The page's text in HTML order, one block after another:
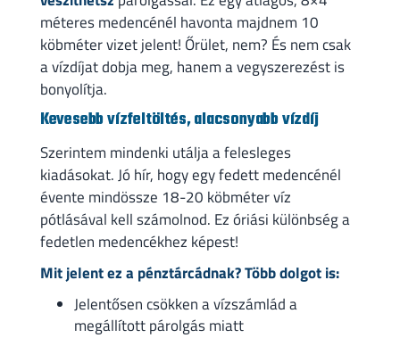
méteres medencénél havonta majdnem 10
köbméter vizet jelent! Őrület, nem? És nem csak
a vízdíjat dobja meg, hanem a vegyszerezést is
bonyolítja.
Kevesebb vízfeltöltés, alacsonyabb vízdíj
Szerintem mindenki utálja a felesleges
kiadásokat. Jó hír, hogy egy fedett medencénél
évente mindössze 18-20 köbméter víz
pótlásával kell számolnod. Ez óriási különbség a
fedetlen medencékhez képest!
Mit jelent ez a pénztárcádnak? Több dolgot is:
Jelentősen csökken a vízszámlád a
megállított párolgás miatt